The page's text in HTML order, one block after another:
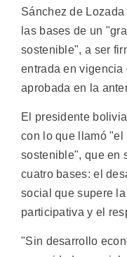
Sánchez de
las bases de un
sostenible", a ser
entrada en vigencia
aprobada en la
El presidente
con lo que llamó
sostenible", que en
cuatro bases: el
social que supere
participativa y el
"Sin desarrollo